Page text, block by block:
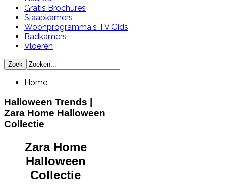
Gratis Brochures
Slaapkamers
Woonprogramma's TV Gids
Badkamers
Vloeren
Home
Halloween Trends |
Zara Home Halloween
Collectie
Zara Home
Halloween
Collectie